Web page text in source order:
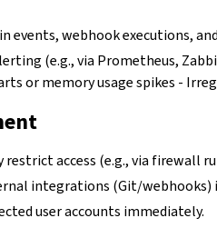
konfiguracji
events, webhook executions,
(e.g., via Prometheus,
or memory usage spikes -
restrict access (e.g., via firewall
integrations (Git/
user accounts immediately.